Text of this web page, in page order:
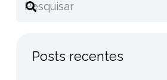
Posts recentes